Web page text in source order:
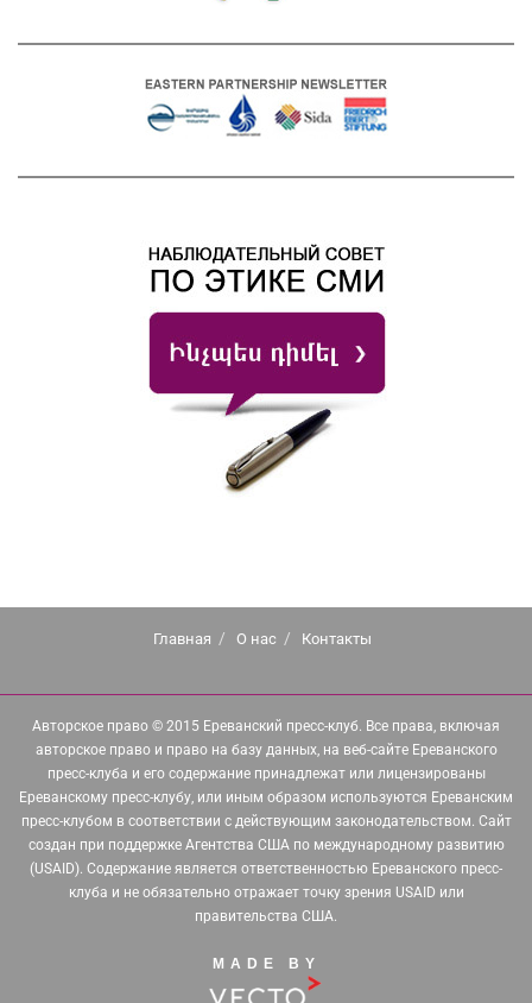
Главная О нас Контакты
Авторское право © 2015 Ереванский пресс-клуб. Все права, включая
авторское право и право на базу данных, на веб-сайте Ереванского
пресс-клуба и его содержание принадлежат или лицензированы
Ереванскому пресс-клубу, или иным образом используются Ереванским
пресс-клубом в соответствии с действующим законодательством. Сайт
создан при поддержке Агентства США по международному развитию
(USAID). Содержание является ответственностью Ереванского пресс-
клуба и не обязательно отражает точку зрения USAID или
правительства США.
MADE BY